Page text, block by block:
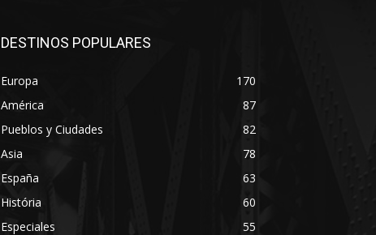
DESTINOS POPULARES
Europa
170
América
87
Pueblos y Ciudades
82
Asia
78
España
63
História
60
Especiales
55